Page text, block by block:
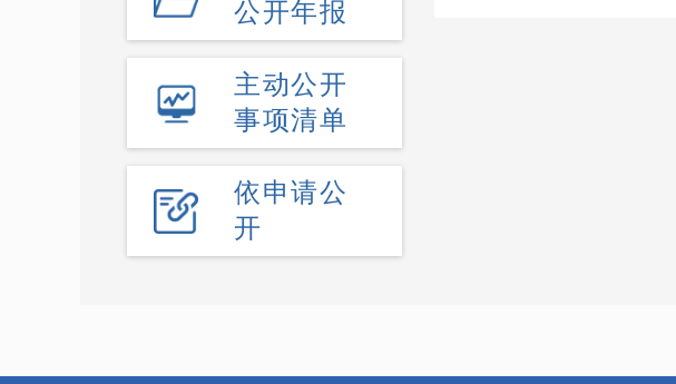
公开年报
主动公开
事项清单
依申请公
开